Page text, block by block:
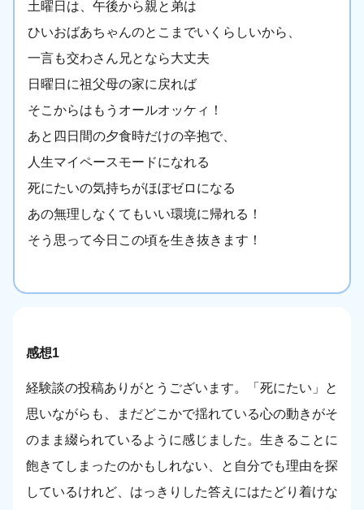
土曜日は、午後から親と弟は
ひいおばあちゃんのとこまでいくらしいから、
一言も交わさん兄となら大丈夫
日曜日に祖父母の家に戻れば
そこからはもうオールオッケィ！
あと四日間の夕食時だけの辛抱で、
人生マイペースモードになれる
死にたいの気持ちがほぼゼロになる
あの無理しなくてもいい環境に帰れる！
そう思って今日この頃を生き抜きます！
感想1
経験談の投稿ありがとうございます。「死にたい」と
思いながらも、まだどこかで揺れている心の動きがそ
のまま綴られているように感じました。生きることに
飽きてしまったのかもしれない、と自分でも理由を探
しているけれど、はっきりした答えにはたどり着けな